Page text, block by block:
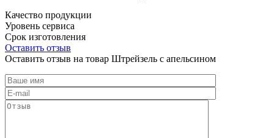
Качество продукции
Уровень сервиса
Срок изготовления
Оставить отзыв
Оставить отзыв на товар Штрейзель с апельсином